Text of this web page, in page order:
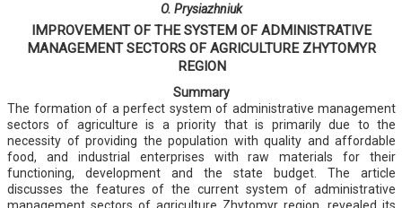
O. Prysiazhniuk
IMPROVEMENT OF THE SYSTEM OF ADMINISTRATIVE
MANAGEMENT SECTORS OF AGRICULTURE ZHYTOMYR
REGION
Summary
The formation of a perfect system of administrative management
sectors of agriculture is a priority that is primarily due to the
necessity of providing the population with quality and affordable
food, and industrial enterprises with raw materials for their
functioning, development and the state budget. The article
discusses the features of the current system of administrative
management sectors of agriculture Zhytomyr region, revealed its